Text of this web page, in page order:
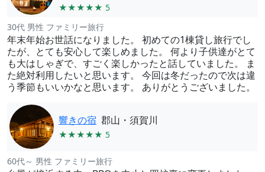
★★★★★ 5
30代 男性 ファミリー旅行
年末年始お世話になりました。 初めての1棟貸し旅行でし
たが、とても安心して楽しめました。 何より子供達がとて
も大はしゃぎで、すごく楽しかったと話していました。 ま
た絶対利用したいと思います。 今回は冬だったので次は違
う季節もいいかなと思います。 ありがとうございました。
響きの宿 郡山・須賀川
★★★★★ 5
60代～ 男性 ファミリー旅行